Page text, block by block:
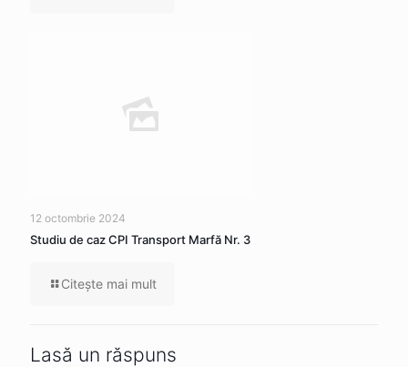
12 octombrie 2024
Studiu de caz CPI Transport Marfă Nr. 3
Citeşte mai mult
Lasă un răspuns